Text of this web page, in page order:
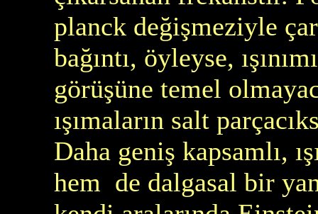
planck değişmeziyle
bağıntı, öyleyse,
görüşüne temel
ışımaların salt
Daha geniş kapsamlı,
hem de dalgasal bir